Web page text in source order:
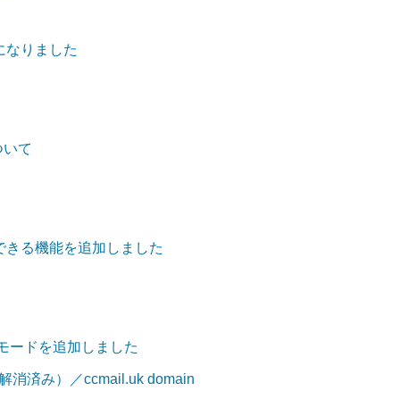
なりました
て
る機能を追加しました
ードを追加しました
消済み）／ccmail.uk domain